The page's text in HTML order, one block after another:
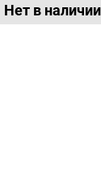
Нет в наличии